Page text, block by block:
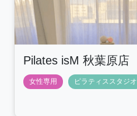
Pilates isM 秋葉原店
女性専用 ピラティススタジオ